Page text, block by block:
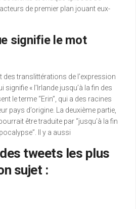
de premier plan jouant eux-
signifie le mot
des translittérations de l’expression
« l’Irlande jusqu’à la fin des
le terme “Erin”, qui a des racines
pays d’origine. La deuxième partie,
être traduite par “jusqu’à la fin
Il y a aussi
tweets les plus
sujet :